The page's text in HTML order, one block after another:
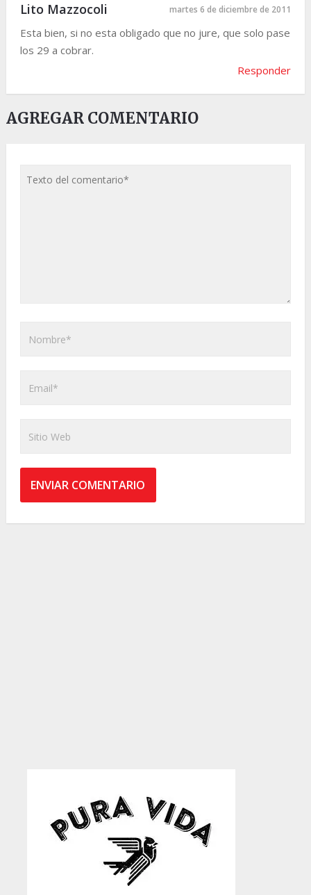
Lito Mazzocoli martes 6 de diciembre de 2011
Esta bien, si no esta obligado que no jure, que solo pase
los 29 a cobrar.
Responder
AGREGAR COMENTARIO